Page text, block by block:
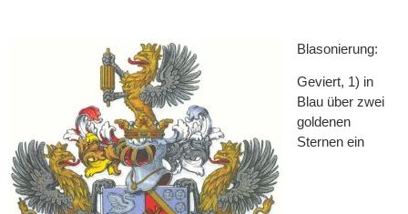
Blasonierung:
Geviert, 1) in
Blau über zwei
goldenen
Sternen ein